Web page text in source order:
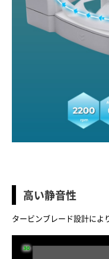
高い静音性
タービンブレード設計によ